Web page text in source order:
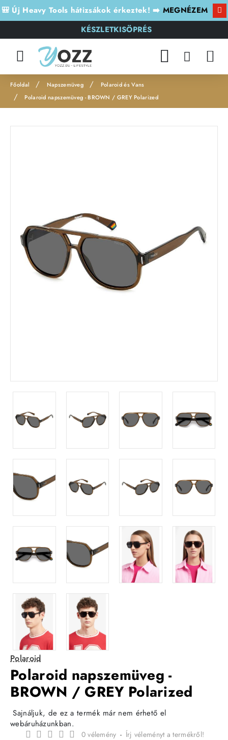
🎒 Új Heavy Tools hátizsákok érkeztek! ➡️ MEGNÉZEM
KÉSZLETKISÖPRÉS
o
Napszemüveg
Polaroid és Vans
Polaroid napszemüveg - BROWN / GREY Polarized
Polaroid
Polaroid napszemüveg -
BROWN / GREY Polarized
Sajnáljuk, de ez a termék már nem érhető el
webáruházunkban.
0 vélemény - Írj véleményt a termékről!